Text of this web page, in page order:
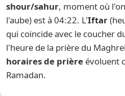
shour/sahur, moment où
l'aube) est à 04:22. L'Iftar
qui coïncide avec le coucher
l'heure de la prière du
horaires de prière évoluent
Ramadan.